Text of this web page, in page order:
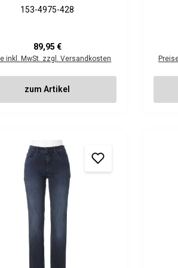
153-4975-428
Regulärer Preis:
89,95 €
inkl. MwSt. zzgl. Versandkosten
zum Artikel